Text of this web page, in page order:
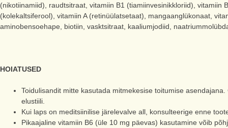
(nikotiinamiid), raudtsitraat, vitamiin B1 (tiamiinvesinikkloriid), vitamiin
(kolekaltsiferool), vitamiin A (retinüülatsetaat), mangaanglükonaat,
aminobensoehape, biotiin, vasktsitraat, kaaliumjodiid,
HOIATUSED
Toidulisandit mitte kasutada mitmekesise toitumise
elustiili.
Kui laps on meditsiinilise järelevalve all, konsulteerige enne
Pikaajaline vitamiin B6 (üle 10 mg päevas) kasutamine võib